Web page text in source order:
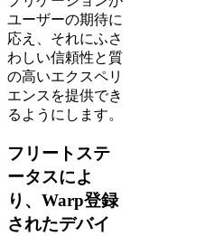
ユーザーの期待に
応え、それにふさ
わしい信頼性と質
の高いエクスペリ
エンスを提供でき
るようにします。
フリートステ
ータスによ
り、Warp登録
されたデバイ